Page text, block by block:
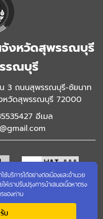
งหวัดสุพรรณบุรี
รณบุรี
3 ถนนสุพรรณบุรี-ชัยนาท
หวัดสุพรรณบุรี 72000
อีเมล
ต์เก่า
ช้บริการได้อย่างต่อเนื่องและอำนวย
เราปรับปรุงการนำเสนอเนื้อหาตรง
ของท่าน
บ